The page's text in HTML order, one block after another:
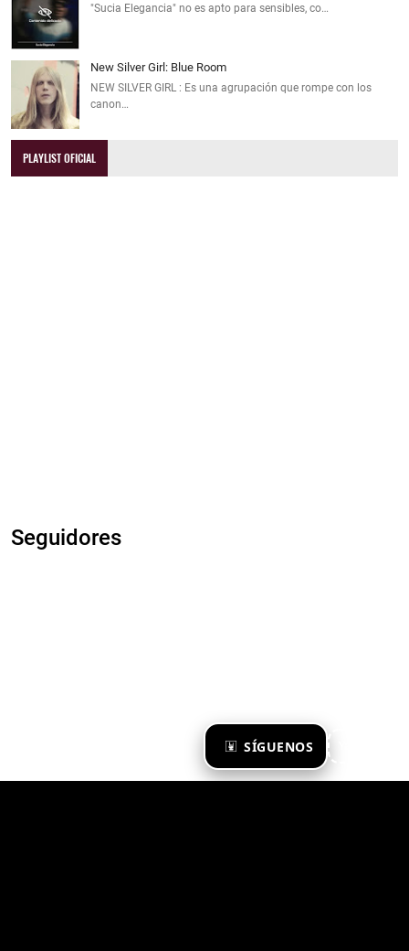
SÍGUENOS
"Sucia Elegancia" no es apto para sensibles, co…
New Silver Girl: Blue Room
NEW SILVER GIRL : Es una agrupación que rompe con los
canon…
PLAYLIST OFICIAL
Seguidores